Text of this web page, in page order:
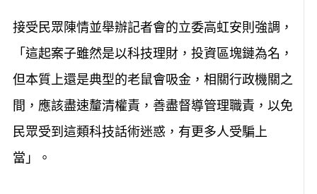
接受民眾陳情並舉辦記者會的立委高虹安則強調，
「這起案子雖然是以科技理財，投資區塊鏈為名，
但本質上還是典型的老鼠會吸金，相關行政機關之
間，應該盡速釐清權責，善盡督導管理職責，以免
民眾受到這類科技話術迷惑，有更多人受騙上
當」。